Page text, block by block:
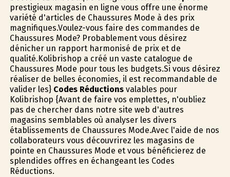
prestigieux magasin en ligne vous offre une énorme
variété d'articles de Chaussures Mode à des prix
magnifiques.Voulez-vous faire des commandes de
Chaussures Mode? Probablement vous désirez
dénicher un rapport harmonisé de prix et de
qualité.Kolibrishop a créé un vaste catalogue de
Chaussures Mode pour tous les budgets.Si vous désirez
réaliser de belles économies, il est recommandable de
valider les} Codes Réductionsvalables pour
Kolibrishop {Avant de faire vos emplettes, n'oubliez
pas de chercher dans notre site web d'autres
magasins semblables où analyser les divers
établissements de Chaussures Mode.Avec l'aide de nos
collaborateurs vous découvrirez les magasins de
pointe en Chaussures Mode et vous bénéficierez de
splendides offres en échangeant les Codes
Réductions.